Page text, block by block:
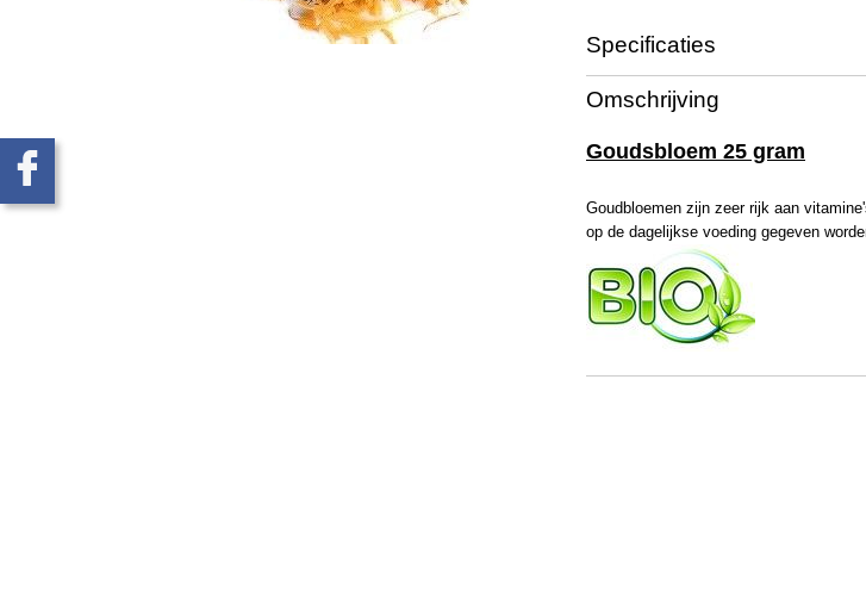
Specificaties
Productcode
Omschrijving
Goudsbloem 25 gram
Goudbloemen zijn zeer rijk aan
op de dagelijkse voeding gegeven